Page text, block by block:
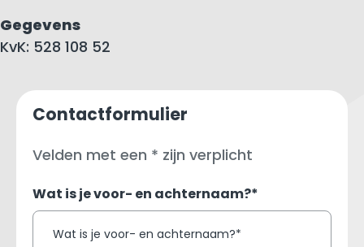
Gegevens
KvK: 528 108 52
Contactformulier
Velden met een * zijn verplicht
Wat is je voor- en achternaam?*